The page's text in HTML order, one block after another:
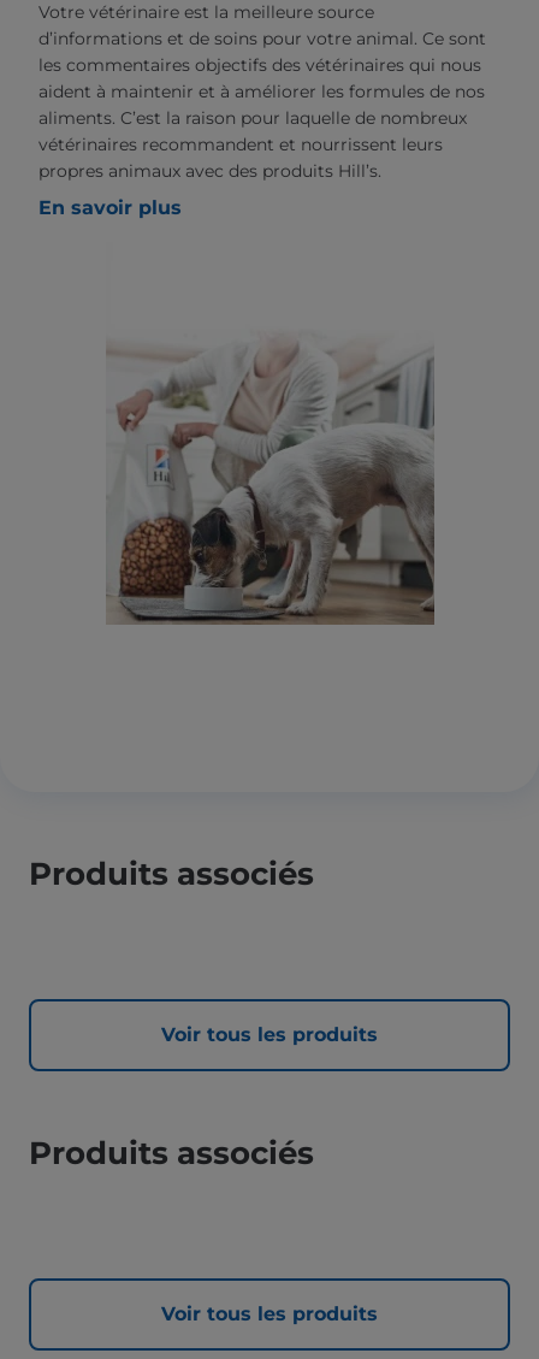
Votre vétérinaire est la meilleure source
d’informations et de soins pour votre animal. Ce sont
les commentaires objectifs des vétérinaires qui nous
aident à maintenir et à améliorer les formules de nos
aliments. C’est la raison pour laquelle de nombreux
vétérinaires recommandent et nourrissent leurs
propres animaux avec des produits Hill’s.
En savoir plus
Produits associés
Voir tous les produits
Produits associés
Voir tous les produits